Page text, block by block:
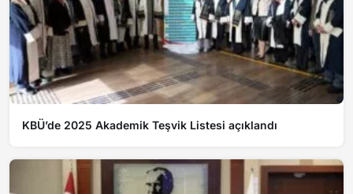
KBÜ’de 2025 Akademik Teşvik Listesi açıklandı